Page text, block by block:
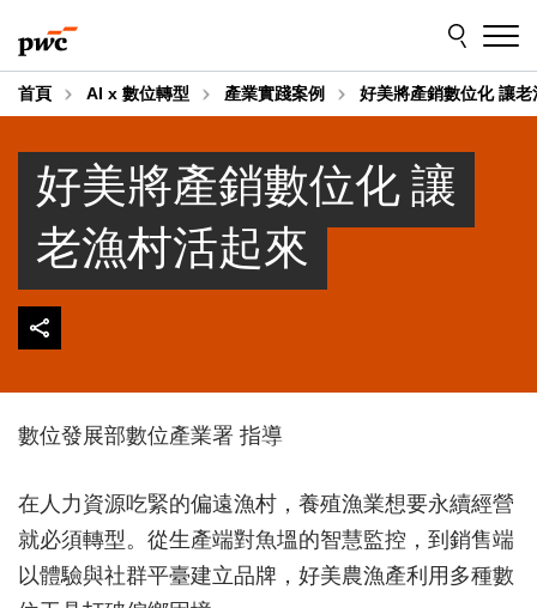
to
content
to
footer
首頁 AI x 數位轉型 產業實踐案例 好美將產銷數位化 讓老
好美將產銷數位化 讓
老漁村活起來
數位發展部數位產業署 指導
在人力資源吃緊的偏遠漁村，養殖漁業想要永續經營
就必須轉型。從生產端對魚塭的智慧監控，到銷售端
以體驗與社群平臺建立品牌，好美農漁產利用多種數